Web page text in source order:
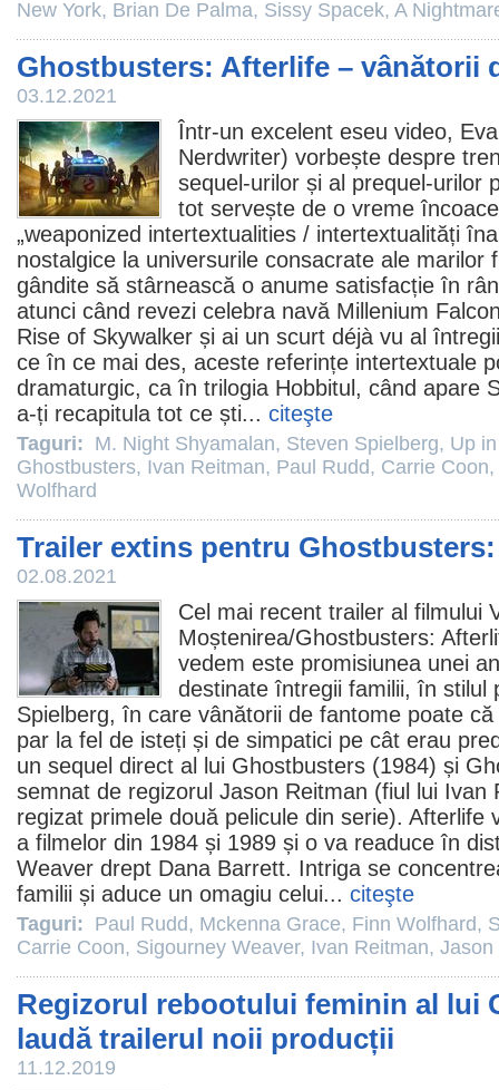
New York, Brian De Palma, Sissy Spacek, A
Ghostbusters: Afterlife – vânătorii
03.12.2021
Într-un excelent eseu video,
Nerdwriter) vorbește despre
sequel-urilor și al prequel-urilor
tot servește de o vreme
„weaponized intertextualities / intertextualități
nostalgice la universurile consacrate ale marilor
gândite să stârnească o anume satisfacție în
atunci când revezi celebra navă Millenium
Rise of Skywalker și ai un scurt déjà vu al
ce în ce mai des, aceste referințe intertextuale
dramaturgic, ca în trilogia Hobbitul, când apare
a-ți recapitula tot ce ști... citeşte
Taguri: M. Night Shyamalan, Steven Spielberg, Up
Ghostbusters, Ivan Reitman, Paul Rudd, Carrie Coon,
Wolfhard
Trailer extins pentru
02.08.2021
Cel mai recent trailer al filmului
Moștenirea/Ghostbusters:
vedem este promisiunea unei
destinate întregii familii, în stilul
Spielberg, în care vânătorii de fantome poate
par la fel de isteți și de simpatici pe cât erau
un sequel direct al lui Ghostbusters (1984) și
semnat de regizorul Jason Reitman (fiul lui Ivan
regizat primele două pelicule din serie). Afterlife
a filmelor din 1984 și 1989 și o va readuce în
Weaver drept Dana Barrett. Intriga se
familii și aduce un omagiu celui... citeşte
Taguri: Paul Rudd, Mckenna Grace, Finn Wolfhard,
Carrie Coon, Sigourney Weaver, Ivan Reitman, Jason
Regizorul rebootului feminin al lui
laudă trailerul noii producții
11.12.2019